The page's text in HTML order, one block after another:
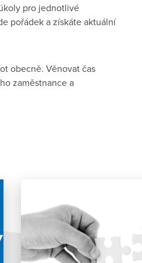
pro jednotlivé
pořádek a získáte aktuální
obecně. Věnovat čas
zaměstnance a